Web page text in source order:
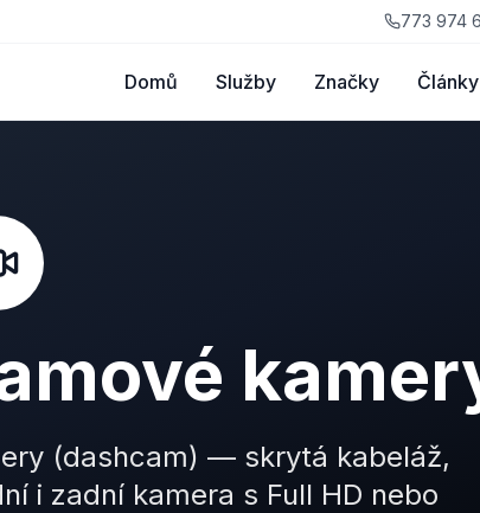
773 974
Domů Služby Značky Články
(dashcam) — skrytá kabeláž,
i zadní kamera s Full HD nebo